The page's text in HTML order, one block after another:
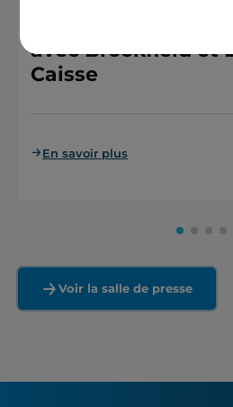
avec Brookfield et
Caisse
En savoir plus
Voir la salle de presse